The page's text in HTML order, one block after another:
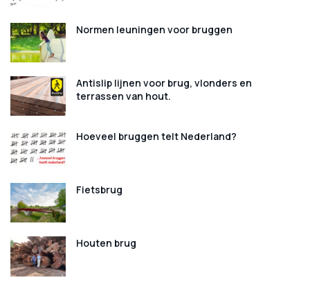
Normen leuningen voor bruggen
Antislip lijnen voor brug, vlonders en
terrassen van hout.
Hoeveel bruggen telt Nederland?
Fietsbrug
Houten brug